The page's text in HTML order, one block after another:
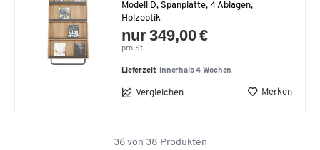
Modell D, Spanplatte, 4 Ablagen,
Holzoptik
nur 349,00 €
pro St.
Lieferzeit: innerhalb 4 Wochen
Vergleichen Merken
36von 38 Produkten